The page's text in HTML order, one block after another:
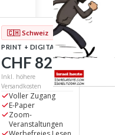
🇨🇭 Schweiz
PRINT + DIGITAL
CHF 82
Inkl. höhere
Versandkosten
Voller Zugang
E-Paper
Zoom-
Veranstaltungen